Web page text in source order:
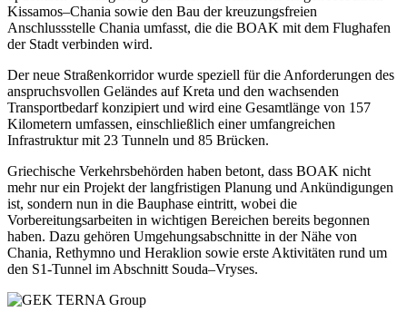
Kissamos–Chania sowie den Bau der kreuzungsfreien
Anschlussstelle Chania umfasst, die die BOAK mit dem Flughafen
der Stadt verbinden wird.
Der neue Straßenkorridor wurde speziell für die Anforderungen des
anspruchsvollen Geländes auf Kreta und den wachsenden
Transportbedarf konzipiert und wird eine Gesamtlänge von 157
Kilometern umfassen, einschließlich einer umfangreichen
Infrastruktur mit 23 Tunneln und 85 Brücken.
Griechische Verkehrsbehörden haben betont, dass BOAK nicht
mehr nur ein Projekt der langfristigen Planung und Ankündigungen
ist, sondern nun in die Bauphase eintritt, wobei die
Vorbereitungsarbeiten in wichtigen Bereichen bereits begonnen
haben. Dazu gehören Umgehungsabschnitte in der Nähe von
Chania, Rethymno und Heraklion sowie erste Aktivitäten rund um
den S1-Tunnel im Abschnitt Souda–Vryses.